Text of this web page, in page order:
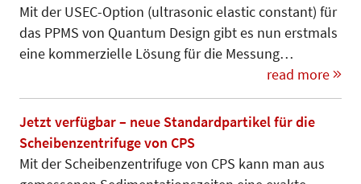
Mit der USEC-Option (ultrasonic elastic constant) für
das PPMS von Quantum Design gibt es nun erstmals
eine kommerzielle Lösung für die Messung…
read more
Jetzt verfügbar – neue Standardpartikel für die
Scheibenzentrifuge von CPS
Mit der Scheibenzentrifuge von CPS kann man aus